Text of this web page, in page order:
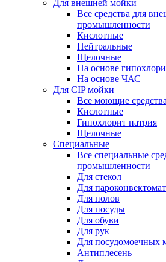
Для внешней мойки
Все средства для
промышленности
Кислотные
Нейтральные
Щелочные
На основе
На основе ЧАС
Для CIP мойки
Все моющие
Кислотные
Гипохлорит натрия
Щелочные
Специальные
Все специальные
промышленности
Для стекол
Для
Для полов
Для посуды
Для обуви
Для рук
Для посудомоечных
Антиплесень